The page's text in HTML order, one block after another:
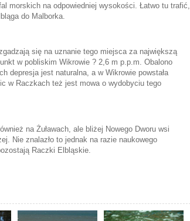
morskich na odpowiedniej wysokości. Łatwo tu trafić,
do Malborka.
się na uznanie tego miejsca za największą
w pobliskim Wikrowie ? 2,6 m p.p.m. Obalono
depresja jest naturalna, a w Wikrowie powstała
w Raczkach też jest mowa o wydobyciu tego
na Żuławach, ale bliżej Nowego Dworu wsi
Nie znalazło to jednak na razie naukowego
Raczki Elbląskie.